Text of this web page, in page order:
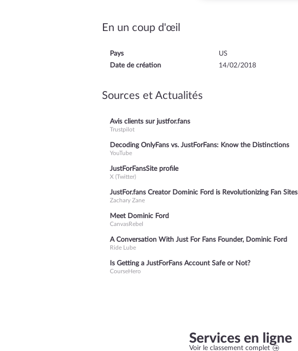
En un coup d'œil
Pays
US
Date de création
14/02/2018
Sources et Actualités
Avis clients sur justfor.fans
Trustpilot
Decoding OnlyFans vs. JustForFans: Know the Distinctions
YouTube
JustForFansSite profile
X (Twitter)
JustFor.fans Creator Dominic Ford is Revolutionizing Fan Sites
Zachary Zane
Meet Dominic Ford
CanvasRebel
A Conversation With Just For Fans Founder, Dominic Ford
Ride Lube
Is Getting a JustForFans Account Safe or Not?
CourseHero
Services en ligne
Voir le classement complet